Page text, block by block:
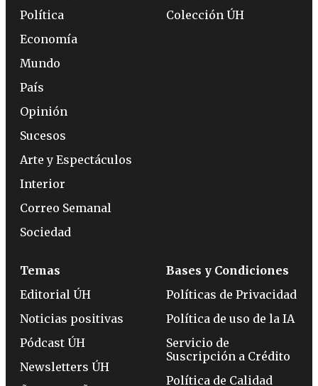
Política
Economía
Mundo
País
Opinión
Sucesos
Arte y Espectáculos
Interior
Correo Semanal
Sociedad
Colección ÚH
Temas
Editorial ÚH
Noticias positivas
Pódcast ÚH
Newsletters ÚH
Bases y Condiciones
Políticas de Privacidad
Política de uso de la IA
Servicio de
Suscripción a Crédito
Política de Calidad